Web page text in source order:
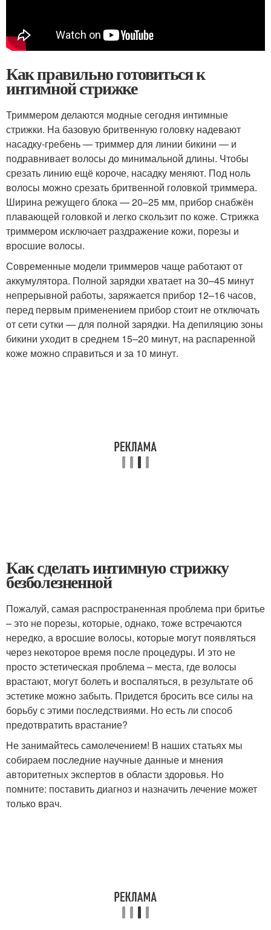
Как правильно готовиться к
интимной стрижке
Триммером делаются модные сегодня интимные
стрижки. На базовую бритвенную головку надевают
насадку-гребень — триммер для линии бикини — и
подравнивает волосы до минимальной длины. Чтобы
срезать линию ещё короче, насадку меняют. Под ноль
волосы можно срезать бритвенной головкой триммера.
Ширина режущего блока — 20–25 мм, прибор снабжён
плавающей головкой и легко скользит по коже. Стрижка
триммером исключает раздражение кожи, порезы и
вросшие волосы.
Современные модели триммеров чаще работают от
аккумулятора. Полной зарядки хватает на 30–45 минут
непрерывной работы, заряжается прибор 12–16 часов,
перед первым применением прибор стоит не отключать
от сети сутки — для полной зарядки. На депиляцию зоны
бикини уходит в среднем 15–20 минут, на распаренной
коже можно справиться и за 10 минут.
Как сделать интимную стрижку
безболезненной
Пожалуй, самая распространенная проблема при бритье
– это не порезы, которые, однако, тоже встречаются
нередко, а вросшие волосы, которые могут появляться
через некоторое время после процедуры. И это не
просто эстетическая проблема – места, где волосы
врастают, могут болеть и воспаляться, в результате об
эстетике можно забыть. Придется бросить все силы на
борьбу с этими последствиями. Но есть ли способ
предотвратить врастание?
Не занимайтесь самолечением! В наших статьях мы
собираем последние научные данные и мнения
авторитетных экспертов в области здоровья. Но
помните: поставить диагноз и назначить лечение может
только врач.